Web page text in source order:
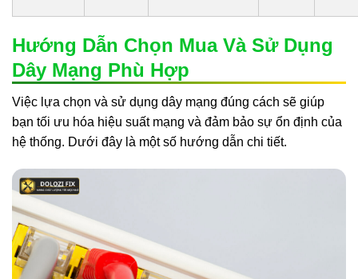
Hướng Dẫn Chọn Mua Và Sử Dụng
Dây Mạng Phù Hợp
Việc lựa chọn và sử dụng dây mạng đúng cách sẽ giúp
bạn tối ưu hóa hiệu suất mạng và đảm bảo sự ổn định của
hệ thống. Dưới đây là một số hướng dẫn chi tiết.